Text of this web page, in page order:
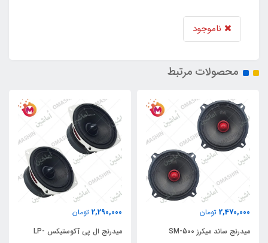
ناموجود
محصولات مرتبط
2,470,000 تومان
میدرنج ساند میکرز SM-500
2,290,000 تومان
میدرنج ال پی آکوستیکس LP-